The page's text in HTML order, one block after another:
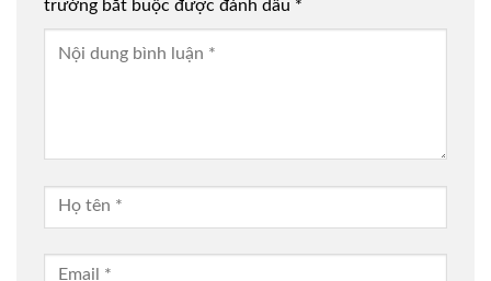
trường bắt buộc được đánh dấu *